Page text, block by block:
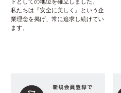
ドとしての地位を確立しました。
私たちは『安全に美しく』という企
業理念を掲げ、常に追求し続けてい
ます。